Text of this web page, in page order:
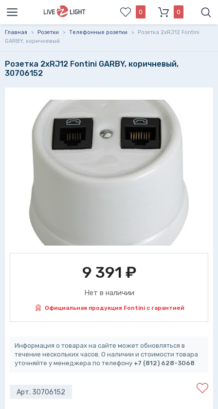
0 0
Главная > Розетки > Телефонные розетки >
Розетка 2xRJ12 Fontini
GARBY, коричневый
Розетка 2xRJ12 Fontini GARBY, коричневый,
30706152
9 391 ₽
Нет в наличии
Официальная продукция Fontini с гарантией
Информация о товарах на сайте может обновляться в
течение нескольких часов. О наличии и стоимости товара
уточняйте у менеджера по телефону +7 (812) 628-3068
Арт. 30706152